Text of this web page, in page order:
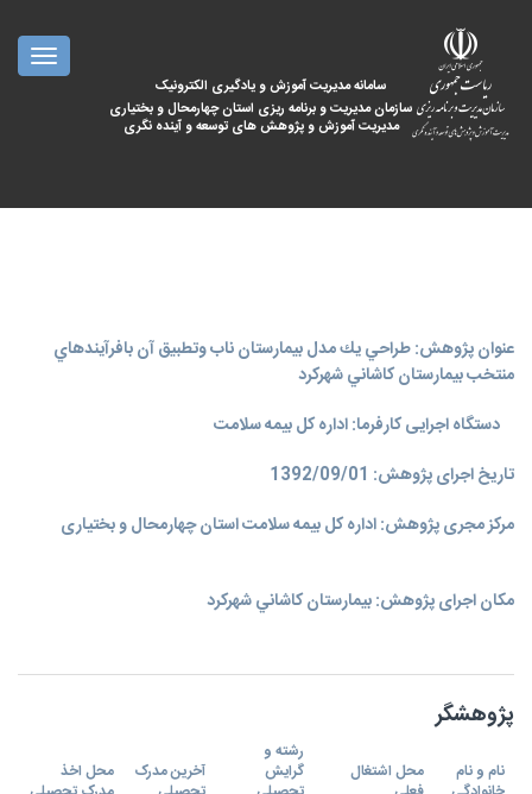
سامانه مدیریت آموزش و یادگیری الکترونیک
سازمان مدیریت و برنامه ریزی استان چهارمحال و بختیاری
مدیریت آموزش و پژوهش های توسعه و آینده نگری
عنوان پژوهش: طراحي يك مدل بيمارستان ناب وتطبيق آن بافرآيندهاي
منتخب بيمارستان كاشاني شهركرد
دستگاه اجرایی کارفرما: اداره کل بیمه سلامت
تاریخ اجرای پژوهش: 1392/09/01
مرکز مجری پژوهش: اداره کل بیمه سلامت استان چهارمحال و بختیاری
مکان اجرای پژوهش: بيمارستان كاشاني شهركرد
پژوهشگر
نام و نام
محل اشتغال
رشته و
گرایش
آخرین مدرک
محل اخذ